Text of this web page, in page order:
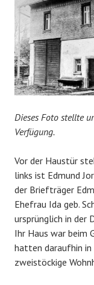
Dieses Foto stellte
Verfügung.
Vor der Haustür
links ist Edmund
der Briefträger
Ehefrau Ida geb.
ursprünglich in der
Ihr Haus war beim
hatten daraufhin in
zweistöckige